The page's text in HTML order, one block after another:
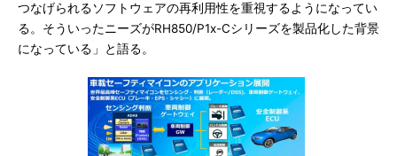
つなげられるソフトウェアの再利用性を重視するようになってい
る。そういったニーズがRH850/P1x-Cシリーズを製品化した背景
になっている」と語る。